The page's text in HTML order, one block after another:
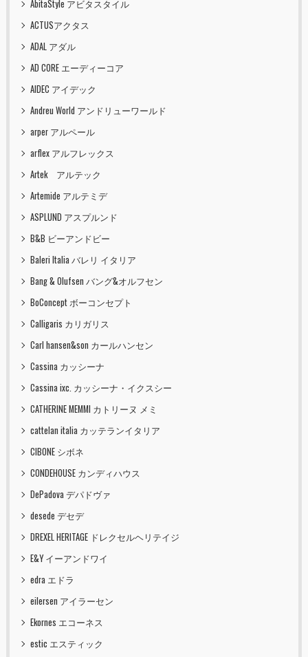
AbitaStyle アビタスタイル
ACTUSアクタス
ADAL アダル
AD CORE エーディーコア
AIDEC アイデック
Andreu World アンドリューワールド
arper アルペール
arflex アルフレックス
Artek アルテック
Artemide アルテミデ
ASPLUND アスプルンド
B&B ビーアンドビー
Baleri Italia バレリ イタリア
Bang & Olufsen バング&オルフセン
BoConcept ボーコンセプト
Calligaris カリガリス
Carl hansen&son カールハンセン
Cassina カッシーナ
Cassina ixc. カッシーナ・イクスシー
CATHERINE MEMMI カトリーヌ メミ
cattelan italia カッテランイタリア
CIBONE シボネ
CONDEHOUSE カンディハウス
DePadova デパドヴァ
desede デセデ
DREXEL HERITAGE ドレクセルヘリテイジ
E&Y イーアンドワイ
edra エドラ
eilersen アイラーセン
Ekornes エコーネス
estic エスティック